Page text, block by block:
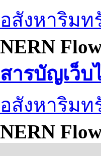
อสังหาริมท
NERN
สารบัญเว็บ
อสังหาริมท
NERN